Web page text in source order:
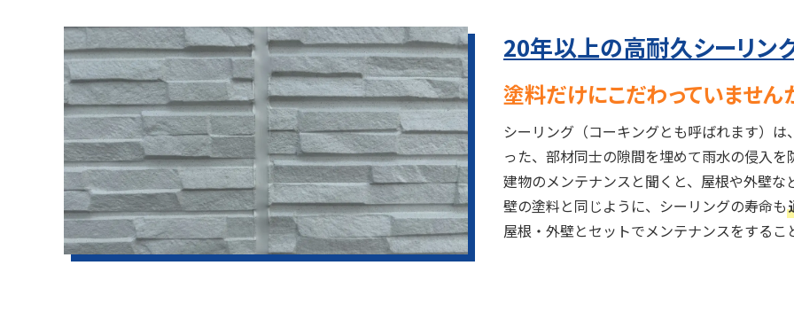
20年以上の高耐久シーリン
塗料だけにこだわっていません
シーリング（コーキングとも呼ばれます）
った、部材同士の隙間を埋めて雨水の侵入を
建物のメンテナンスと聞くと、屋根や外壁
壁の塗料と同じように、シーリングの寿命も
屋根・外壁とセットでメンテナンスをする